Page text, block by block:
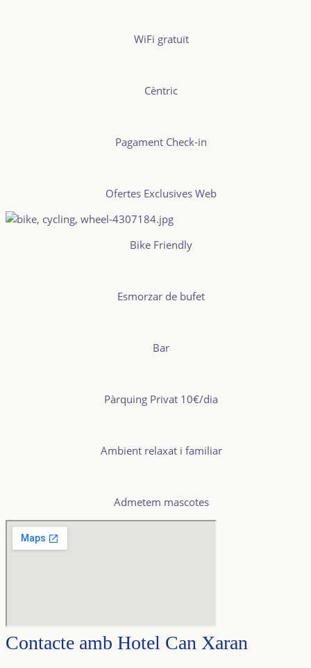
WiFi gratuït
Cèntric
Pagament Check-in
Ofertes Exclusives Web
Bike Friendly
Esmorzar de bufet
Bar
Pàrquing Privat 10€/dia
Ambient relaxat i familiar
Admetem mascotes
Contacte amb Hotel Can Xaran